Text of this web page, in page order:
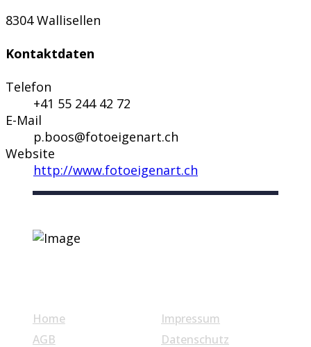
8304 Wallisellen
Kontaktdaten
Telefon
+41 55 244 42 72
E-Mail
p.boos@fotoeigenart.ch
Website
http://www.fotoeigenart.ch
Home
AGB
Impressum
Datenschutz